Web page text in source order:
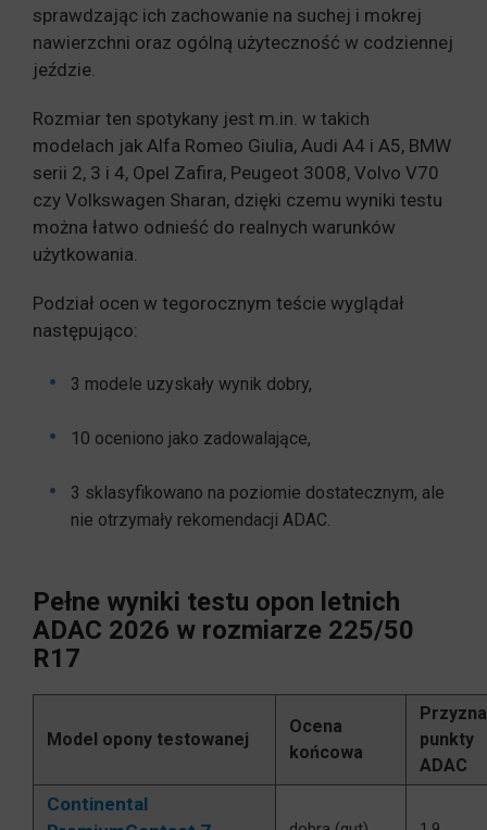
sprawdzając ich zachowanie na suchej i mokrej
nawierzchni oraz ogólną użyteczność w codziennej
jeździe.
Rozmiar ten spotykany jest m.in. w takich
modelach jak Alfa Romeo Giulia, Audi A4 i A5, BMW
serii 2, 3 i 4, Opel Zafira, Peugeot 3008, Volvo V70
czy Volkswagen Sharan, dzięki czemu wyniki testu
można łatwo odnieść do realnych warunków
użytkowania.
Podział ocen w tegorocznym teście wyglądał
następująco:
3 modele uzyskały wynik dobry,
10 oceniono jako zadowalające,
3 sklasyfikowano na poziomie dostatecznym, ale
nie otrzymały rekomendacji ADAC.
Pełne wyniki testu opon letnich
ADAC 2026 w rozmiarze 225/50
R17
Model opony testowanej
Ocena
końcowa
punkty
ADAC
Continental